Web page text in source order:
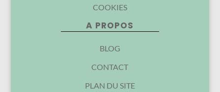
COOKIES
A PROPOS
BLOG
CONTACT
PLAN DU SITE